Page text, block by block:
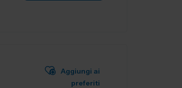
Aggiungi ai
preferiti